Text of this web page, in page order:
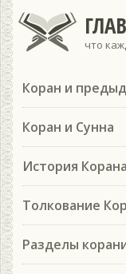
что
Коран и
Коран и Сунна
История Корана
Толкование
Разделы